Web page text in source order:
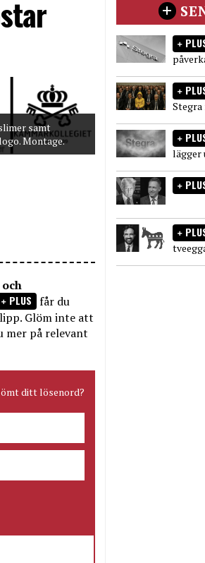
samt
Montage.
PLUS får du
Glöm inte att
mer på relevant
ditt lösenord?
Stegra
lägger